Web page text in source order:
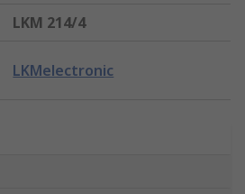
LKM 214/4
LKMelectronic